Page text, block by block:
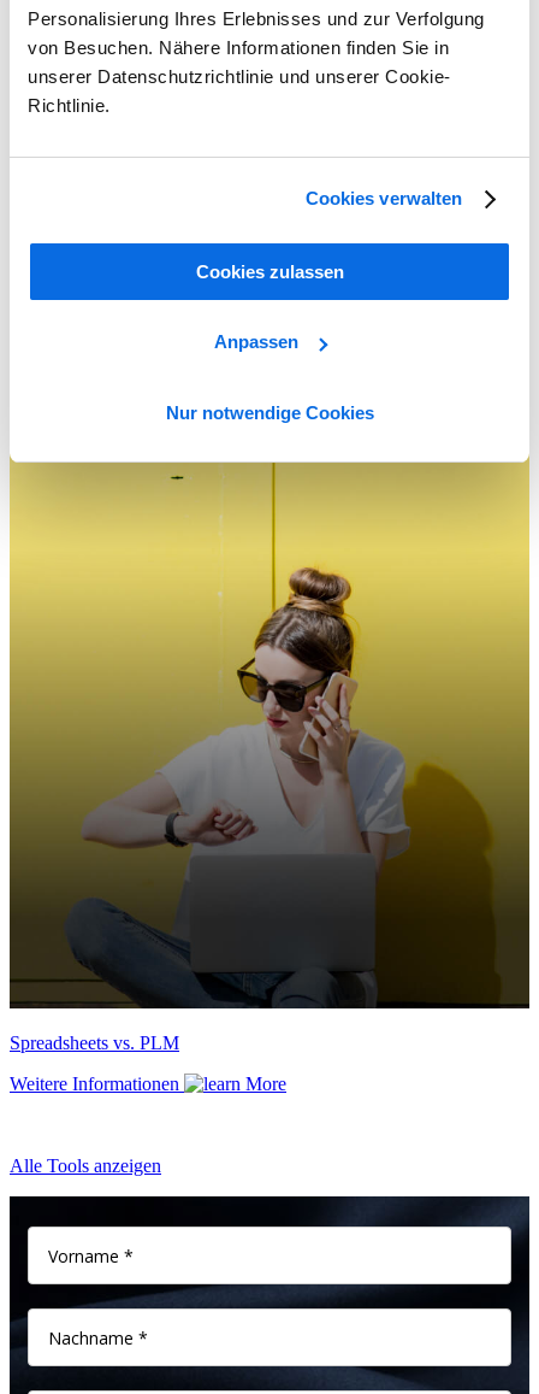
Personalisierung Ihres Erlebnisses und zur Verfolgung
von Besuchen. Nähere Informationen finden Sie in
unserer Datenschutzrichtlinie und unserer Cookie-
Richtlinie.
Cookies verwalten
Cookies zulassen
Anpassen
Nur notwendige Cookies
So wählen Sie den perfekten PLM-Partner!
Spreadsheets vs. PLM
Weitere Informationen
Alle Tools anzeigen